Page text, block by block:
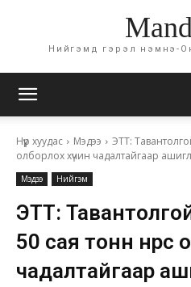
Нийгэмд гэрэл нэмнэ-
Нүүр хуудас Мэдээ
ЭТТ:
олборлох хүчин чадалтайгаар
Мэдээ Нийгэм
ЭТТ:
50 сая тонн нүүрс
чадалтайгаар